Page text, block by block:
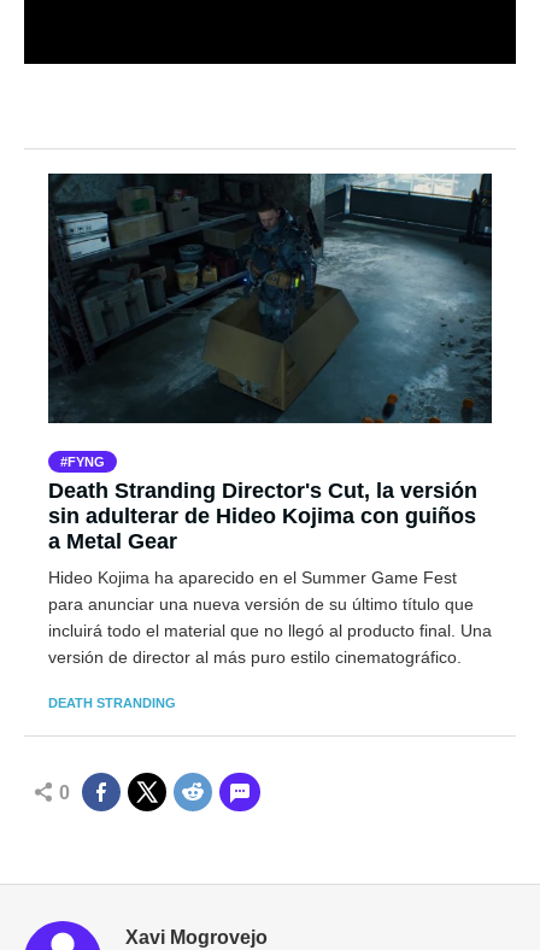
FYNG
Death Stranding Director's Cut, la versión
sin adulterar de Hideo Kojima con guiños
a Metal Gear
Hideo Kojima ha aparecido en el Summer Game Fest
para anunciar una nueva versión de su último título que
incluirá todo el material que no llegó al producto final. Una
versión de director al más puro estilo cinematográfico.
DEATH STRANDING
0
Xavi Mogrovejo